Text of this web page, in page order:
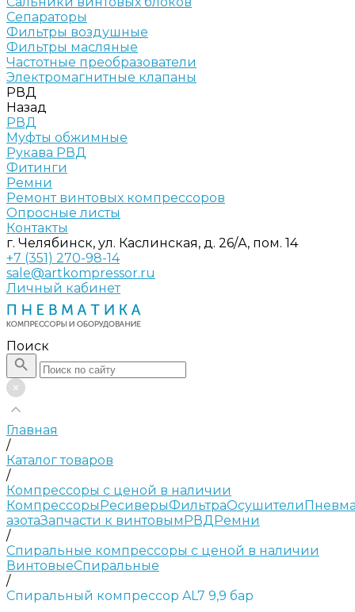
Сепараторы
Фильтры воздушные
Фильтры масляные
Частотные преобразователи
Электромагнитные клапаны
РВД
Назад
РВД
Муфты обжимные
Рукава РВД
Фитинги
Ремни
Ремонт винтовых компрессоров
Опросные листы
Контакты
г. Челябинск, ул. Каслинская, д. 26/А, пом. 14
+7 (351) 270-98-14
sale@artkompressor.ru
Личный кабинет
Поиск
Главная
/
Каталог товаров
/
Компрессоры с ценой в наличии
КомпрессорыРесиверыФильтраОсушители
азотаЗапчасти к винтовымРВДРемни
/
Спиральные компрессоры с ценой в наличии
ВинтовыеСпиральные
/
Спиральный компрессор AL7 9,9 бар